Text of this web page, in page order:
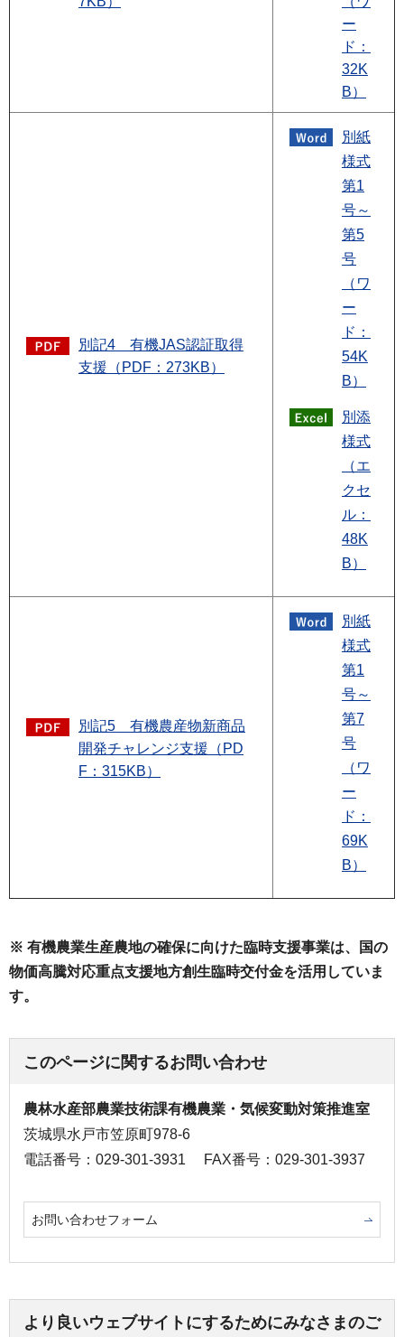
ー
ド：
32K
B）
別記4 有機JAS認証取得
支援（PDF：273KB）
別紙
様式
第1
号～
第5
号
（ワ
ー
ド：
54K
B）
別添
様式
（エ
クセ
ル：
48K
B）
別記5 有機農産物新商品
開発チャレンジ支援（PD
F：315KB）
別紙
様式
第1
号～
第7
号
（ワ
ー
ド：
69K
B）
※ 有機農業生産農地の確保に向けた臨時支援事業は、国の
物価高騰対応重点支援地方創生臨時交付金を活用していま
す。
このページに関するお問い合わせ
農林水産部農業技術課有機農業・気候変動対策推進室
茨城県水戸市笠原町978-6
電話番号：029-301-3931
FAX番号：029-301-3937
お問い合わせフォーム
より良いウェブサイトにするためにみなさまのご